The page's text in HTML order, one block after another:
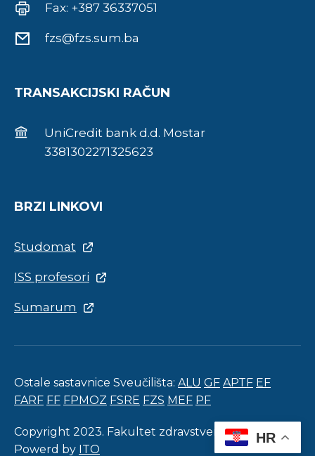
Fax: +387 36337051
fzs@fzs.sum.ba
TRANSAKCIJSKI RAČUN
UniCredit bank d.d. Mostar
3381302271325623
BRZI LINKOVI
Studomat
ISS profesori
Sumarum
Ostale sastavnice Sveučilišta: ALU GF APTF EF
FARF FF FPMOZ FSRE FZS MEF PF
Copyright 2023. Fakultet zdravstvenih studija.
Powerd by ITO
HR